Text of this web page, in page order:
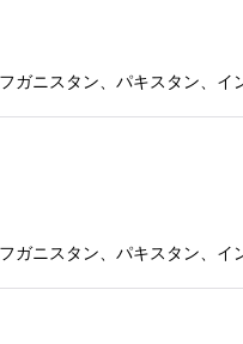
ガニスタン、パキスタン、
ガニスタン、パキスタン、